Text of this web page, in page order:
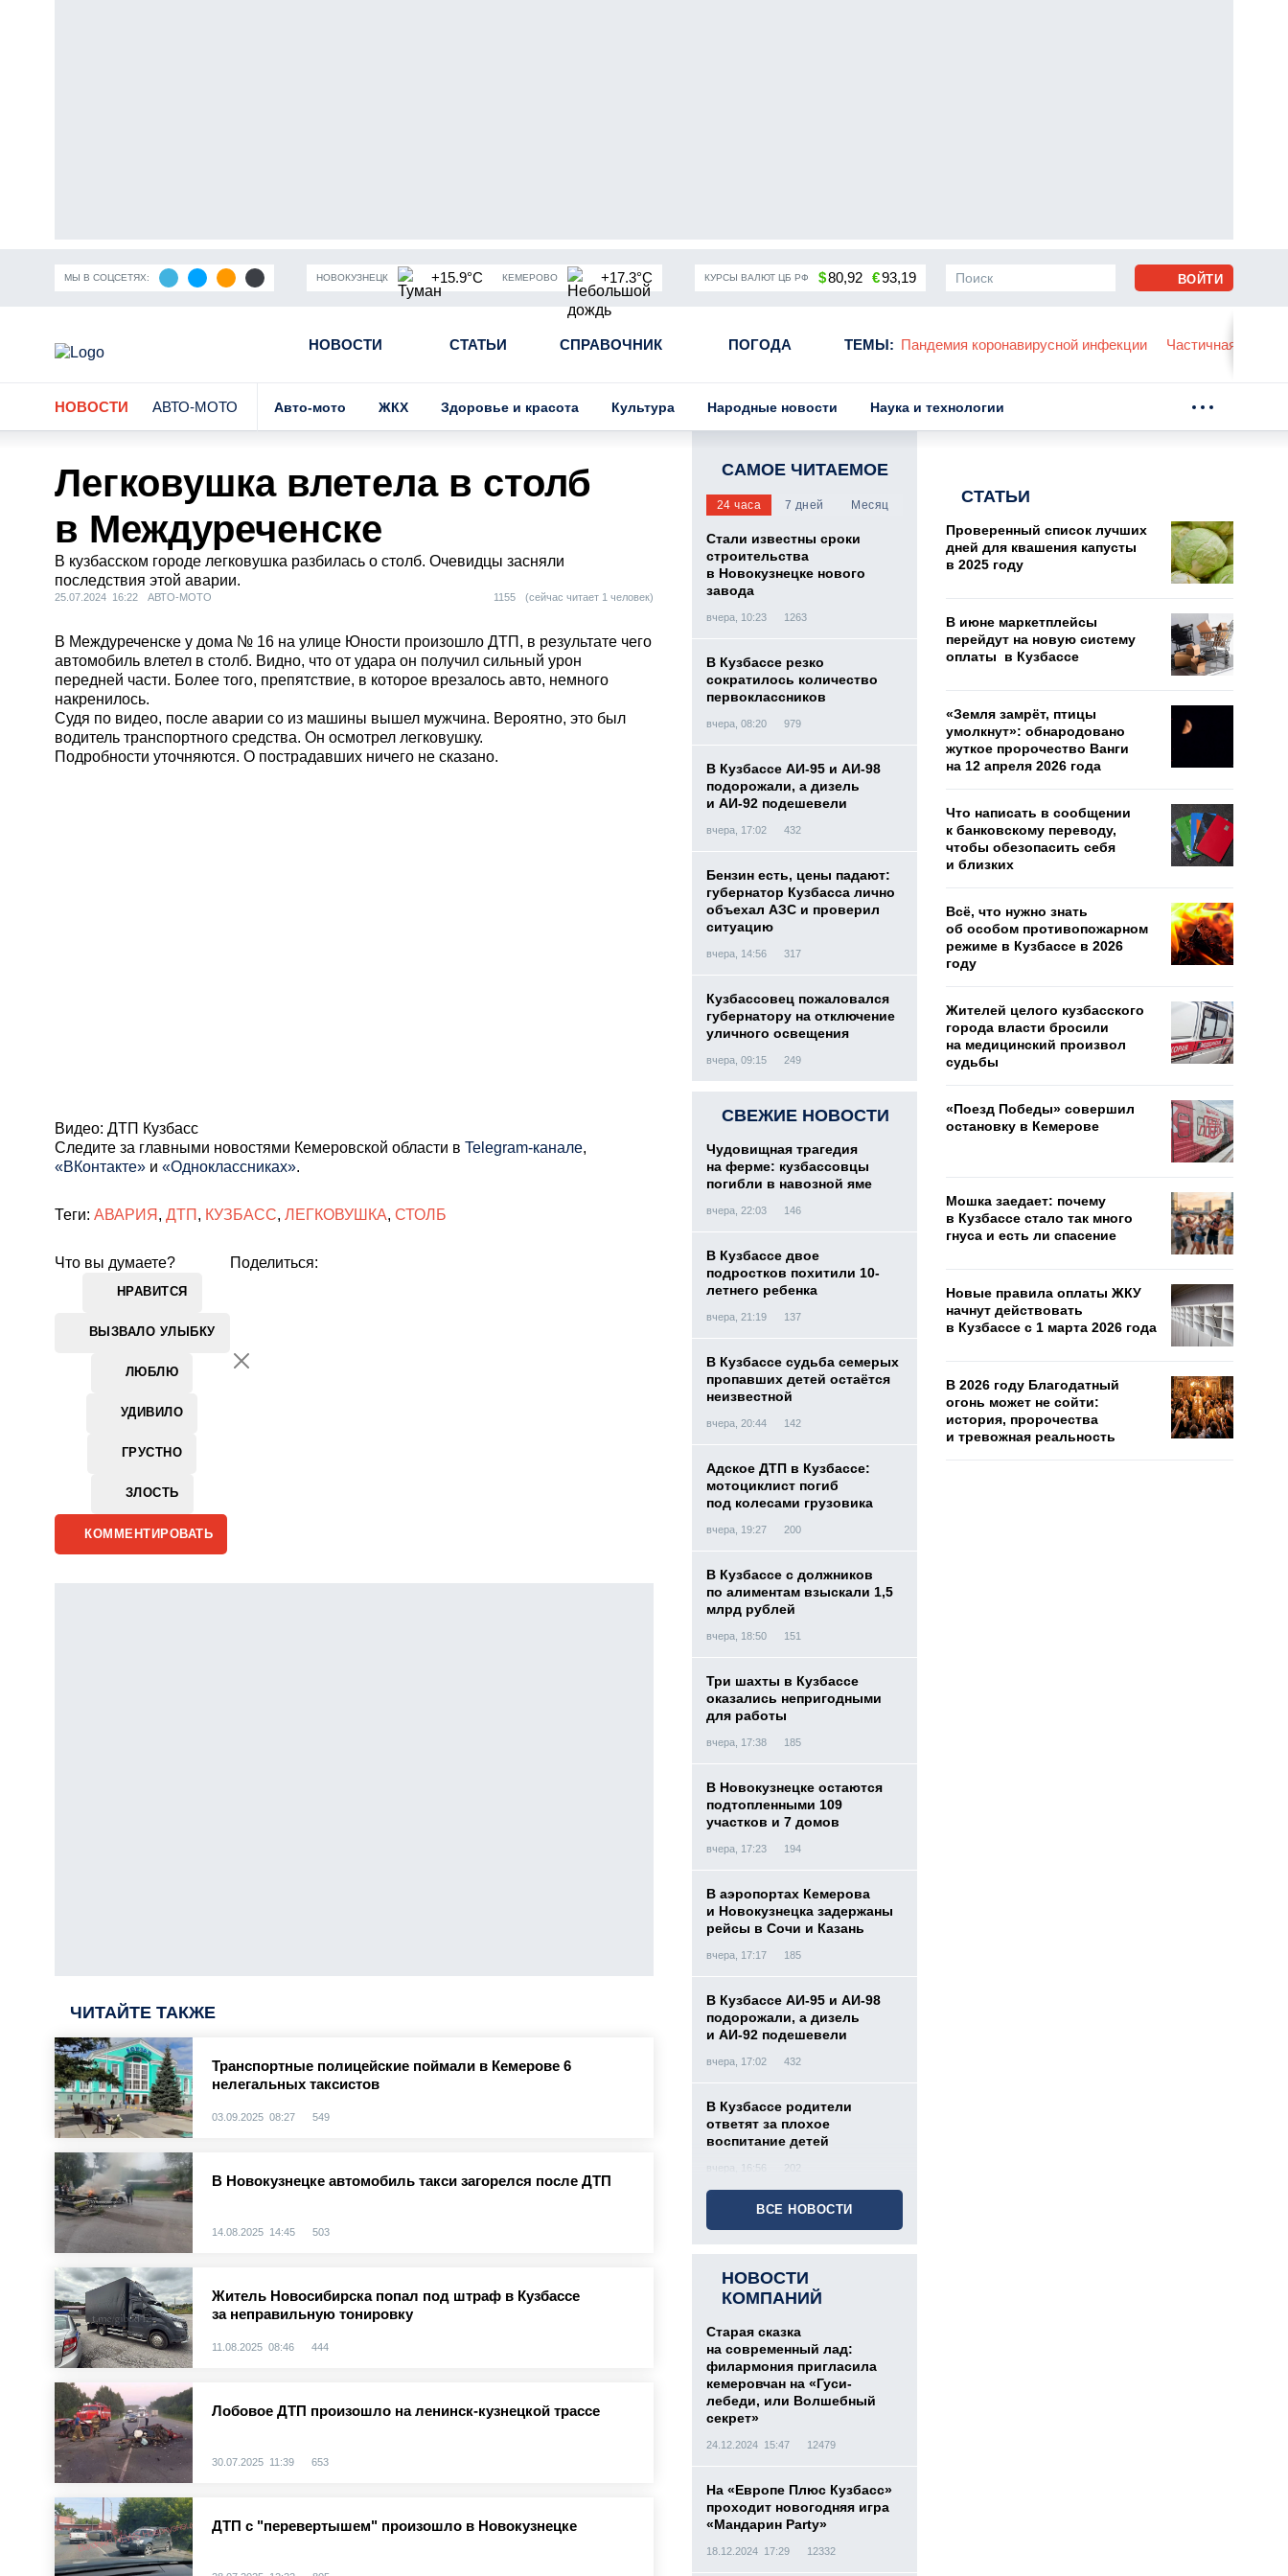
МЫ В СОЦСЕТЯХ: НОВОКУЗНЕЦК +15.9°C КЕМЕРОВО +17.3°C КУРСЫ ВАЛЮТ ЦБ РФ $80,92 €93,19
НОВОСТИ СТАТЬИ СПРАВОЧНИК ПОГОДА ТЕМЫ:
Кузбасса Пандемия коронавирусной инфекции Частичная мобилизация в России Угольная промышленность Кузбасса Пандемия коронавирусной инфекции Частичная
ВОЙТИ
НОВОСТИ АВТО-МОТО Авто-мото ЖКХ Здоровье и красота Культура Народные новости Наука и технологии
Легковушка влетела в столб
в Междуреченске
В кузбасском городе легковушка разбилась о столб. Очевидцы засняли
последствия этой аварии.
25.07.2024 16:22 АВТО-МОТО 1155 (сейчас читает 1 человек)
В Междуреченске у дома № 16 на улице Юности произошло ДТП, в результате чего
автомобиль влетел в столб. Видно, что от удара он получил сильный урон
передней части. Более того, препятствие, в которое врезалось авто, немного
накренилось.
Судя по видео, после аварии со из машины вышел мужчина. Вероятно, это был
водитель транспортного средства. Он осмотрел легковушку.
Подробности уточняются. О пострадавших ничего не сказано.
Видео: ДТП Кузбасс
Cледите за главными новостями Кемеровской области в Telegram-канале,
«ВКонтакте» и «Одноклассниках».
Теги: АВАРИЯ , ДТП , КУЗБАСС, ЛЕГКОВУШКА, СТОЛБ
Что вы думаете?
НРАВИТСЯ
ВЫЗВАЛО УЛЫБКУ
ЛЮБЛЮ
УДИВИЛО
ГРУСТНО
ЗЛОСТЬ
Поделиться:
КОММЕНТИРОВАТЬ
ЧИТАЙТЕ ТАКЖЕ
Транспортные полицейские поймали в Кемерове 6
нелегальных таксистов
03.09.2025 08:27 549
В Новокузнецке автомобиль такси загорелся после ДТП
14.08.2025 14:45 503
Житель Новосибирска попал под штраф в Кузбассе
за неправильную тонировку
11.08.2025 08:46 444
Лобовое ДТП произошло на ленинск-кузнецкой трассе
30.07.2025 11:39 653
ДТП с "перевертышем" произошло в Новокузнецке
САМОЕ ЧИТАЕМОЕ
24 часа 7 дней Месяц
Стали известны сроки
строительства
в Новокузнецке нового
завода
вчера, 10:23 1263
В Кузбассе резко
сократилось количество
первоклассников
вчера, 08:20 979
В Кузбассе АИ-95 и АИ-98
подорожали, а дизель
и АИ-92 подешевели
вчера, 17:02 432
Бензин есть, цены падают:
губернатор Кузбасса лично
объехал АЗС и проверил
ситуацию
вчера, 14:56 317
Кузбассовец пожаловался
губернатору на отключение
уличного освещения
вчера, 09:15 249
СВЕЖИЕ НОВОСТИ
Чудовищная трагедия
на ферме: кузбассовцы
погибли в навозной яме
вчера, 22:03 146
В Кузбассе двое
подростков похитили 10-
летнего ребенка
вчера, 21:19 137
В Кузбассе судьба семерых
пропавших детей остаётся
неизвестной
вчера, 20:44 142
Адское ДТП в Кузбассе:
мотоциклист погиб
под колесами грузовика
вчера, 19:27 200
В Кузбассе с должников
по алиментам взыскали 1,5
млрд рублей
вчера, 18:50 151
Три шахты в Кузбассе
оказались непригодными
для работы
вчера, 17:38 185
В Новокузнецке остаются
подтопленными 109
участков и 7 домов
вчера, 17:23 194
В аэропортах Кемерова
и Новокузнецка задержаны
рейсы в Сочи и Казань
вчера, 17:17 185
В Кузбассе АИ-95 и АИ-98
подорожали, а дизель
и АИ-92 подешевели
вчера, 17:02 432
В Кузбассе родители
ответят за плохое
воспитание детей
вчера, 16:56 202
ВСЕ НОВОСТИ
НОВОСТИ
КОМПАНИЙ
Старая сказка
на современный лад:
филармония пригласила
кемеровчан на «Гуси-
лебеди, или Волшебный
секрет»
24.12.2024 15:47 12479
На «Европе Плюс Кузбасс»
проходит новогодняя игра
«Мандарин Party»
18.12.2024 17:29 12332
СТАТЬИ
Проверенный список лучших
дней для квашения капусты
в 2025 году
В июне маркетплейсы
перейдут на новую систему
оплаты в Кузбассе
«Земля замрёт, птицы
умолкнут»: обнародовано
жуткое пророчество Ванги
на 12 апреля 2026 года
Что написать в сообщении
к банковскому переводу,
чтобы обезопасить себя
и близких
Всё, что нужно знать
об особом противопожарном
режиме в Кузбассе в 2026
году
Жителей целого кузбасского
города власти бросили
на медицинский произвол
судьбы
«Поезд Победы» совершил
остановку в Кемерове
Мошка заедает: почему
в Кузбассе стало так много
гнуса и есть ли спасение
Новые правила оплаты ЖКУ
начнут действовать
в Кузбассе с 1 марта 2026 года
В 2026 году Благодатный
огонь может не сойти:
история, пророчества
и тревожная реальность